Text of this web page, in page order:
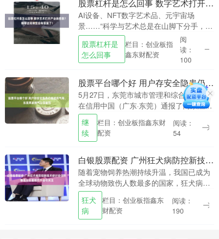
股票杠杆是怎么回事 数字艺术打开产业新想象？横琴这场博览会有答案了！
AI设备、NFT数字艺术品、元宇宙场
景……“科学与艺术总是在山脚下分手，最
后又在山顶相遇。”法国作家福楼拜如是
说。当下，科学技术与人文艺术正以前所
未有的加速度交....
股票杠杆是
怎么回事
栏目：创业板指
鑫东财配资
阅
读：
100
股票平台哪个好 用户存安全隐患仍继续供气等，东莞两家燃气公司被罚
5月27日，东莞市城市管理和综合执法局
在信用中国（广东·东莞）通报了两家燃气
公司被罚情况。其中，东莞市恒源液化石
油气有限公司对存在安全隐患未消除的用
户仍继续供气....
继
续
栏目：创业板指鑫东财
配资
阅读：
54
白银股票配资 广州狂犬病防控新技术研讨会召开 暴露后处置规范升级引关注
随着宠物饲养热潮持续升温，我国已成为
全球动物致伤人数最多的国家，狂犬病防
控形势严峻。2024年数据显示，我国狂犬
病发病数同比激增29.8%白银股票配资，
死亡数增....
狂犬
病
栏目：创业板指鑫东
财配资
阅读：
190